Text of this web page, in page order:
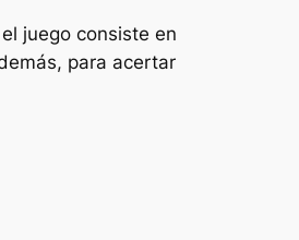
juego consiste en
para acertar